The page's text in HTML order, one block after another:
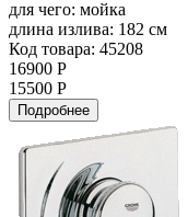
для чего: мойка
длина излива: 182 см
Код товара: 45208
16900 Р
15500 Р
Подробнее